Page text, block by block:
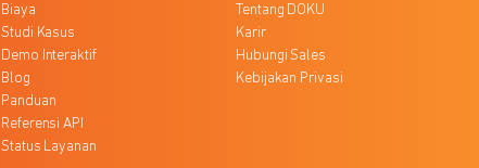
Biaya
Studi Kasus
Demo Interaktif
Blog
Panduan
Referensi API
Status Layanan
Tentang DOKU
Karir
Hubungi Sales
Kebijakan Privasi